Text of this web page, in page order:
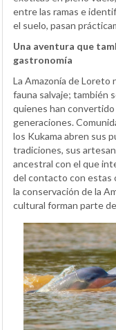
entre las ramas e
el suelo, pasan
Una aventura que
gastronomía
La Amazonía de Loreto
fauna salvaje; también
quienes han
generaciones.
los Kukama abren sus
tradiciones, sus
ancestral con el que
del contacto con estas
la conservación de la
cultural forman parte